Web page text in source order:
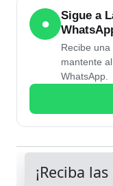
●
Sigue a
Recibe
mantente
WhatsApp.